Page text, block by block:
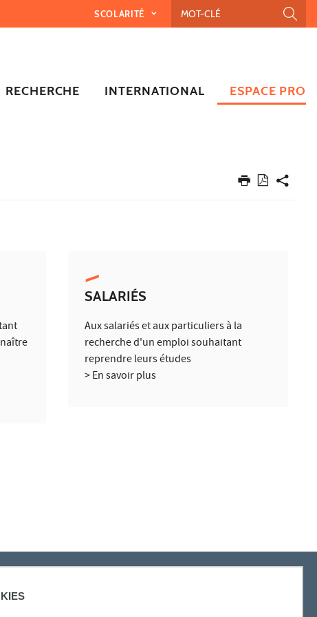
SCOLARITÉ
RECHERCHE INTERNATIONAL ESPACE PRO
SALARIÉS
Aux salariés et aux particuliers à la
recherche d'un emploi souhaitant
reprendre leurs études
> En savoir plus